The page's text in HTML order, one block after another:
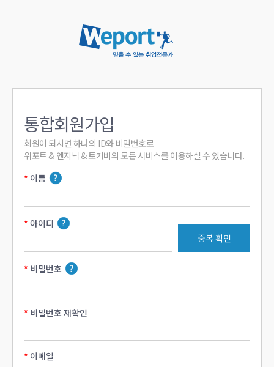
통합회원가입
회원이 되시면 하나의 ID와 비밀번호로
위포트 & 엔지닉 & 토커비의 모든 서비스를 이용하실 수 있습니다.
이름
아이디
중복 확인
비밀번호
비밀번호 재확인
이메일